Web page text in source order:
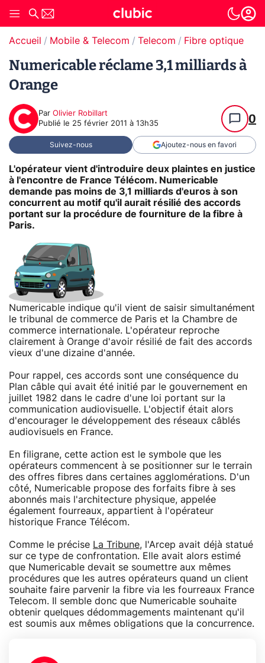
Accueil Mobile & Telecom Telecom Fibre optique
Numericable réclame 3,1 milliards à
Orange
Par Olivier Robillart
Publié le 25 février 2011 à 13h35 0
Suivez-nous Ajoutez-nous en favori
L'opérateur vient d'introduire deux plaintes en justice
à l'encontre de France Télécom. Numericable
demande pas moins de 3,1 milliards d'euros à son
concurrent au motif qu'il aurait résilié des accords
portant sur la procédure de fourniture de la fibre à
Paris.
Numericable indique qu'il vient de saisir simultanément
le tribunal de commerce de Paris et la Chambre de
commerce internationale. L'opérateur reproche
clairement à Orange d'avoir résilié de fait des accords
vieux d'une dizaine d'année.
Pour rappel, ces accords sont une conséquence du
Plan câble qui avait été initié par le gouvernement en
juillet 1982 dans le cadre d'une loi portant sur la
communication audiovisuelle. L'objectif était alors
d'encourager le développement des réseaux câblés
audiovisuels en France.
En filigrane, cette action est le symbole que les
opérateurs commencent à se positionner sur le terrain
des offres fibres dans certaines agglomérations. D'un
côté, Numericable propose des forfaits fibre à ses
abonnés mais l'architecture physique, appelée
également fourreaux, appartient à l'opérateur
historique France Télécom.
Comme le précise La Tribune, l'Arcep avait déjà statué
sur ce type de confrontation. Elle avait alors estimé
que Numericable devait se soumettre aux mêmes
procédures que les autres opérateurs quand un client
souhaite faire parvenir la fibre via les fourreaux France
Telecom. Il semble donc que Numericable souhaite
obtenir quelques dédommagements maintenant qu'il
est soumis aux mêmes obligations que la concurrence.